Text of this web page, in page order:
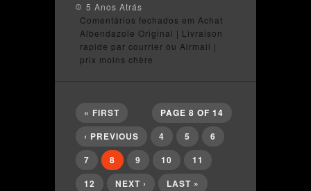
5 Anos Atrás
Comentários fechados em Achat
Albendazole Original | Livraison
rapide par courrier ou Airmail |
prix moins chère
PAGE 8 OF 14
« FIRST
‹ PREVIOUS
4 5
6
7
8 9 10
11
12
NEXT › LAST »